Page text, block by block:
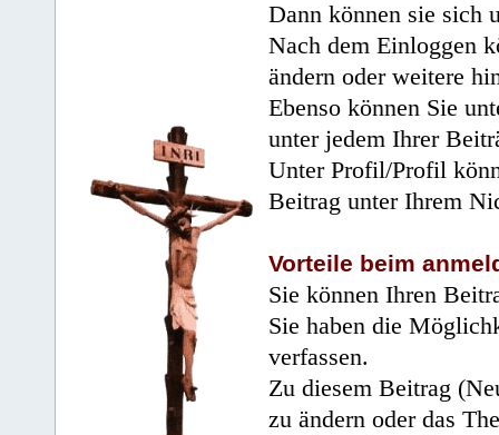
Dann können sie sich
Nach dem Einloggen
ändern oder weitere
Ebenso können Sie
unter jedem Ihrer
Unter Profil/Profil
Beitrag unter Ihrem
Vorteile beim
Sie können Ihren
Sie haben die
verfassen.
Zu diesem Beitrag
zu ändern oder das